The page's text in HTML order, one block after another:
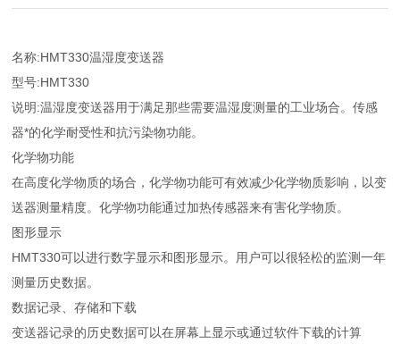
名称:HMT330温湿度变送器
型号:HMT330
说明:温湿度变送器用于满足那些需要温湿度测量的工业场合。传感
器*的化学耐受性和抗污染物功能。
化学物功能
在高度化学物质的场合，化学物功能可有效减少化学物质影响，以变
送器测量精度。化学物功能通过加热传感器来有害化学物质。
图形显示
HMT330可以进行数字显示和图形显示。用户可以很轻松的监测一年
测量历史数据。
数据记录、存储和下载
变送器记录的历史数据可以在屏幕上显示或通过软件下载的计算